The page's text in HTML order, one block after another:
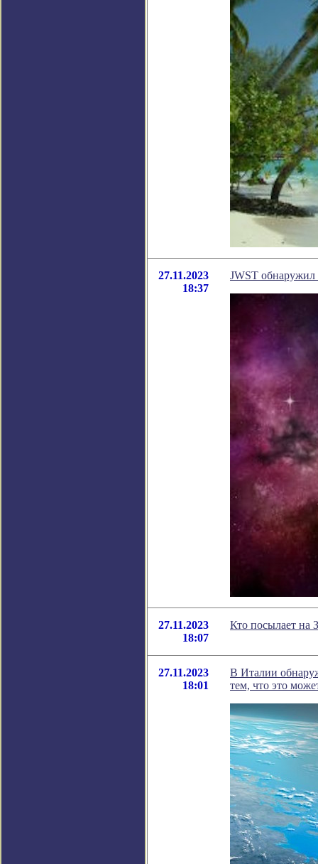
27.11.2023
18:37
JWST обнаружил
27.11.2023
18:07
Кто посылает на
27.11.2023
18:01
В Италии
тем, что это